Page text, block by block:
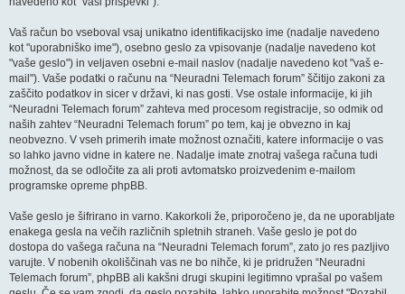
Vaš račun bo vseboval vsaj unikatno identifikacijsko ime (nadalje navedeno
kot "uporabniško ime"), osebno geslo za vpisovanje (nadalje navedeno kot
"vaše geslo") in veljaven osebni e-mail naslov (nadalje navedeno kot "vaš e-
mail"). Vaše podatki o računu na “Neuradni Telemach forum” ščitijo zakoni za
zaščito podatkov in sicer v državi, ki nas gosti. Vse ostale informacije, ki jih
“Neuradni Telemach forum” zahteva med procesom registracije, so odmik od
naših zahtev “Neuradni Telemach forum” po tem, kaj je obvezno in kaj
neobvezno. V vseh primerih imate možnost označiti, katere informacije o vas
so lahko javno vidne in katere ne. Nadalje imate znotraj vašega računa tudi
možnost, da se odločite za ali proti avtomatsko proizvedenim e-mailom
programske opreme phpBB.
Vaše geslo je šifrirano in varno. Kakorkoli že, priporočeno je, da ne uporabljate
enakega gesla na večih različnih spletnih straneh. Vaše geslo je pot do
dostopa do vašega računa na “Neuradni Telemach forum”, zato jo res pazljivo
varujte. V nobenih okoliščinah vas ne bo nihče, ki je pridružen “Neuradni
Telemach forum”, phpBB ali kakšni drugi skupini legitimno vprašal po vašem